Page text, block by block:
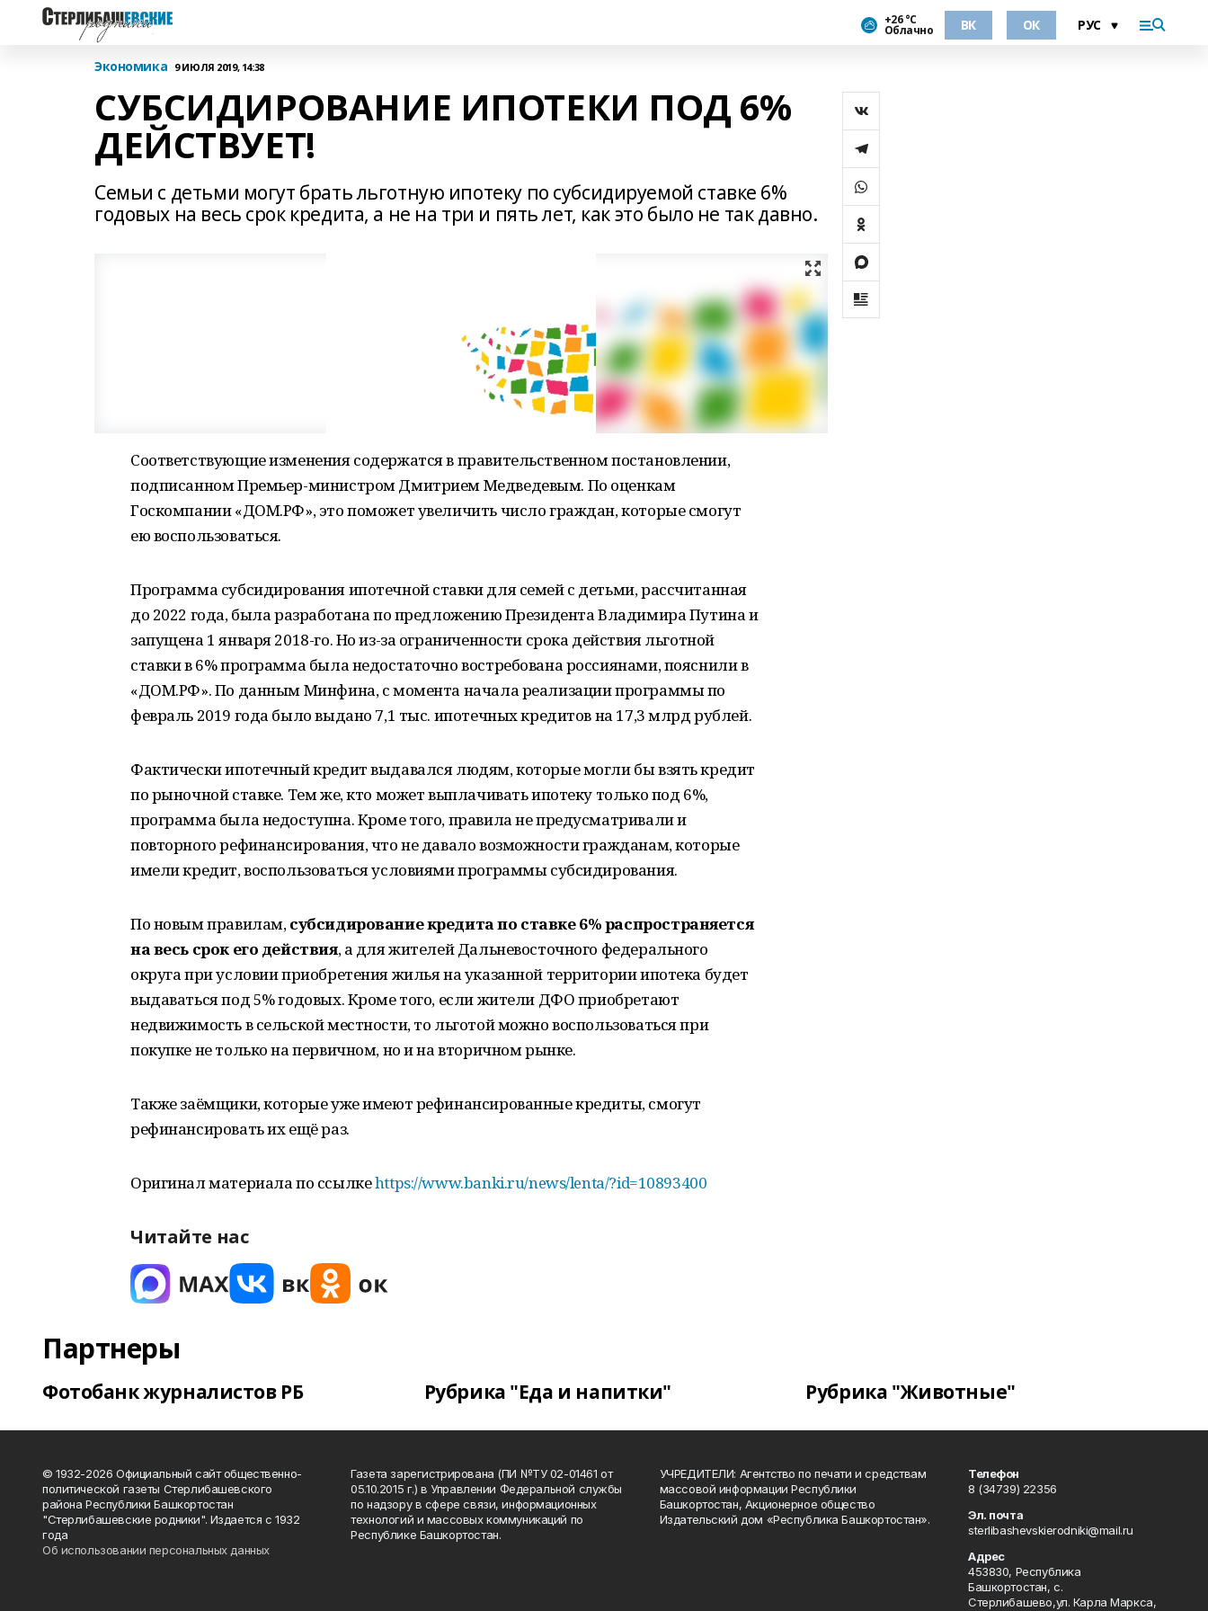
+26 °С
Облачно ВК ОК
Экономика 9 ИЮЛЯ 2019, 14:38
СУБСИДИРОВАНИЕ ИПОТЕКИ ПОД 6%
ДЕЙСТВУЕТ!
Семьи с детьми могут брать льготную ипотеку по субсидируемой ставке 6%
годовых на весь срок кредита, а не на три и пять лет, как это было не так давно.
Соответствующие изменения содержатся в правительственном постановлении,
подписанном Премьер-министром Дмитрием Медведевым. По оценкам
Госкомпании «ДОМ.РФ», это поможет увеличить число граждан, которые смогут
ею воспользоваться.
Программа субсидирования ипотечной ставки для семей с детьми, рассчитанная
до 2022 года, была разработана по предложению Президента Владимира Путина и
запущена 1 января 2018-го. Но из-за ограниченности срока действия льготной
ставки в 6% программа была недостаточно востребована россиянами, пояснили в
«ДОМ.РФ». По данным Минфина, с момента начала реализации программы по
февраль 2019 года было выдано 7,1 тыс. ипотечных кредитов на 17,3 млрд рублей.
Фактически ипотечный кредит выдавался людям, которые могли бы взять кредит
по рыночной ставке. Тем же, кто может выплачивать ипотеку только под 6%,
программа была недоступна. Кроме того, правила не предусматривали и
повторного рефинансирования, что не давало возможности гражданам, которые
имели кредит, воспользоваться условиями программы субсидирования.
По новым правилам,субсидирование кредита по ставке 6% распространяется
на весь срок его действия, а для жителей Дальневосточного федерального
округа при условии приобретения жилья на указанной территории ипотека будет
выдаваться под 5% годовых. Кроме того, если жители ДФО приобретают
недвижимость в сельской местности, то льготой можно воспользоваться при
покупке не только на первичном, но и на вторичном рынке.
Также заёмщики, которые уже имеют рефинансированные кредиты, смогут
рефинансировать их ещё раз.
Оригинал материала по ссылкеhttps://www.banki.ru/news/lenta/?id=10893400
Читайте нас
Партнеры
Фотобанк журналистов РБ Рубрика "Еда и напитки" Рубрика "Животные"
© 1932-2026 Официальный сайт общественно-
политической газеты Стерлибашевского
района Республики Башкортостан
"Стерлибашевские родники". Издается с 1932
года
Об использовании персональных данных
Газета зарегистрирована (ПИ №ТУ 02-01461 от
05.10.2015 г.) в Управлении Федеральной службы
по надзору в сфере связи, информационных
технологий и массовых коммуникаций по
Республике Башкортостан.
УЧРЕДИТЕЛИ: Агентство по печати и средствам
массовой информации Республики
Башкортостан, Акционерное общество
Издательский дом «Республика Башкортостан».
Телефон
8 (34739) 22356
Эл. почта
sterlibashevskierodniki@mail.ru
Адрес
453830, Республика
Башкортостан, c.
Стерлибашево,ул. Карла Маркса,